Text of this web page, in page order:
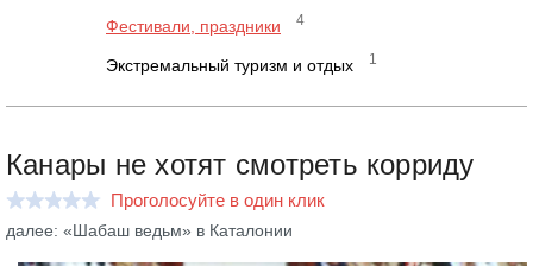
Фестивали, праздники 4
Экстремальный туризм и отдых 1
Канары не хотят смотреть корриду
Проголосуйте в один клик
далее: «Шабаш ведьм» в Каталонии